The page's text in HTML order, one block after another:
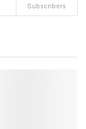
Subscribers